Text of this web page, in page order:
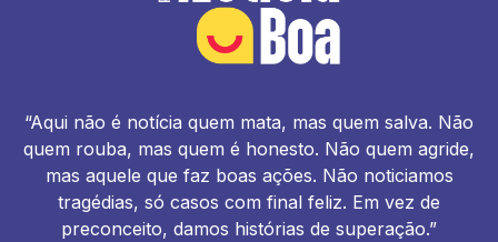
“Aqui não é notícia quem mata, mas quem salva. Não
quem rouba, mas quem é honesto. Não quem agride,
mas aquele que faz boas ações. Não noticiamos
tragédias, só casos com final feliz. Em vez de
preconceito, damos histórias de superação.”